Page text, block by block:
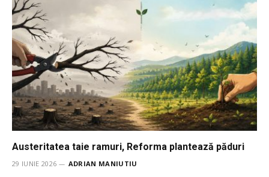
Austeritatea taie ramuri, Reforma plantează păduri
29 IUNIE 2026 ADRIAN MANIUTIU